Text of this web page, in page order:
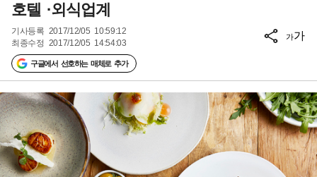
호텔 ·외식업계
기사등록 2017/12/05 10:59:12
최종수정 2017/12/05 14:54:03
구글에서 선호하는 매체로 추가
가가